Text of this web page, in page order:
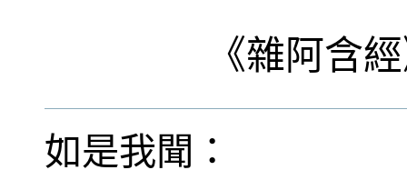
《雜阿含
如是我聞：